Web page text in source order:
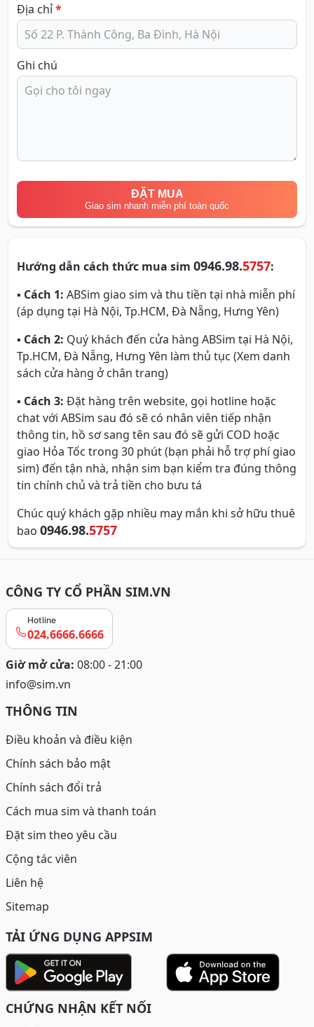
Địa chỉ*
Ghi chú
ĐẶT MUA
Giao sim nhanh miễn phí toàn quốc
Hướng dẫn cách thức mua sim 0946.98.5757:
▪ Cách 1: ABSim giao sim và thu tiền tại nhà miễn phí
(áp dụng tại Hà Nội, Tp.HCM, Đà Nẵng, Hưng Yên)
▪ Cách 2: Quý khách đến cửa hàng ABSim tại Hà Nội,
Tp.HCM, Đà Nẵng, Hưng Yên làm thủ tục (Xem danh
sách cửa hàng ở chân trang)
▪ Cách 3: Đặt hàng trên website, gọi hotline hoặc
chat với ABSim sau đó sẽ có nhân viên tiếp nhận
thông tin, hồ sơ sang tên sau đó sẽ gửi COD hoặc
giao Hỏa Tốc trong 30 phút (bạn phải hỗ trợ phí giao
sim) đến tận nhà, nhận sim bạn kiểm tra đúng thông
tin chính chủ và trả tiền cho bưu tá
Chúc quý khách gặp nhiều may mắn khi sở hữu thuê
bao 0946.98.5757
CÔNG TY CỔ PHẦN SIM.VN
Hotline
024.6666.6666
Giờ mở cửa: 08:00 - 21:00
info@sim.vn
THÔNG TIN
Điều khoản và điều kiện
Chính sách bảo mật
Chính sách đổi trả
Cách mua sim và thanh toán
Đặt sim theo yêu cầu
Cộng tác viên
Liên hệ
Sitemap
TẢI ỨNG DỤNG APPSIM
CHỨNG NHẬN KẾT NỐI